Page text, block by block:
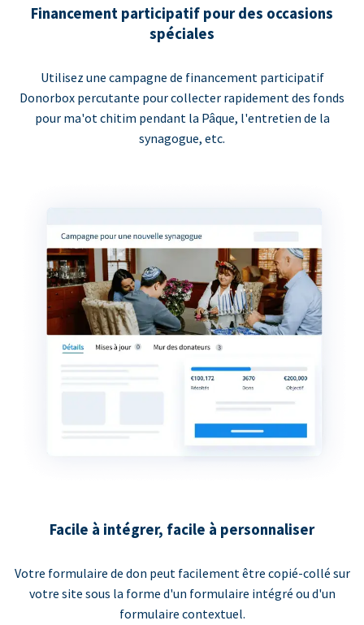
Financement participatif pour des occasions
spéciales
Utilisez une campagne de financement participatif
Donorbox percutante pour collecter rapidement des fonds
pour ma'ot chitim pendant la Pâque, l'entretien de la
synagogue, etc.
Facile à intégrer, facile à personnaliser
Votre formulaire de don peut facilement être copié-collé sur
votre site sous la forme d'un formulaire intégré ou d'un
formulaire contextuel.